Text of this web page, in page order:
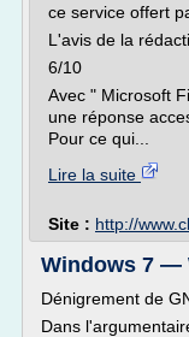
ce service offert
L'avis de la
6/10
Avec " Microsoft
une réponse
Pour ce qui...
Lire la suite
Site : http://
Windows 7 —
Dénigrement de
Dans